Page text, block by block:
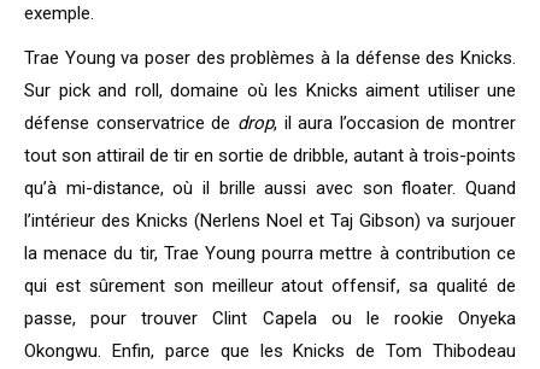
exemple.
Trae Young va poser des problèmes à la défense des Knicks.
Sur pick and roll, domaine où les Knicks aiment utiliser une
défense conservatrice de drop, il aura l’occasion de montrer
tout son attirail de tir en sortie de dribble, autant à trois-points
qu’à mi-distance, où il brille aussi avec son floater. Quand
l’intérieur des Knicks (Nerlens Noel et Taj Gibson) va surjouer
la menace du tir, Trae Young pourra mettre à contribution ce
qui est sûrement son meilleur atout offensif, sa qualité de
passe, pour trouver Clint Capela ou le rookie Onyeka
Okongwu. Enfin, parce que les Knicks de Tom Thibodeau